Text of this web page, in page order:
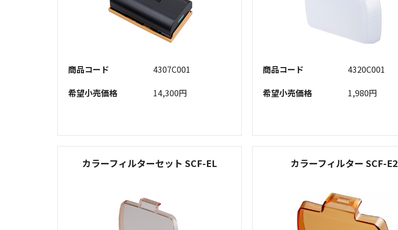
商品コード
4307C001
希望小売価格
14,300円
商品コード
4320C001
希望小売価格
1,980円
カラーフィルターセット SCF-EL カラーフィルター SCF-E2